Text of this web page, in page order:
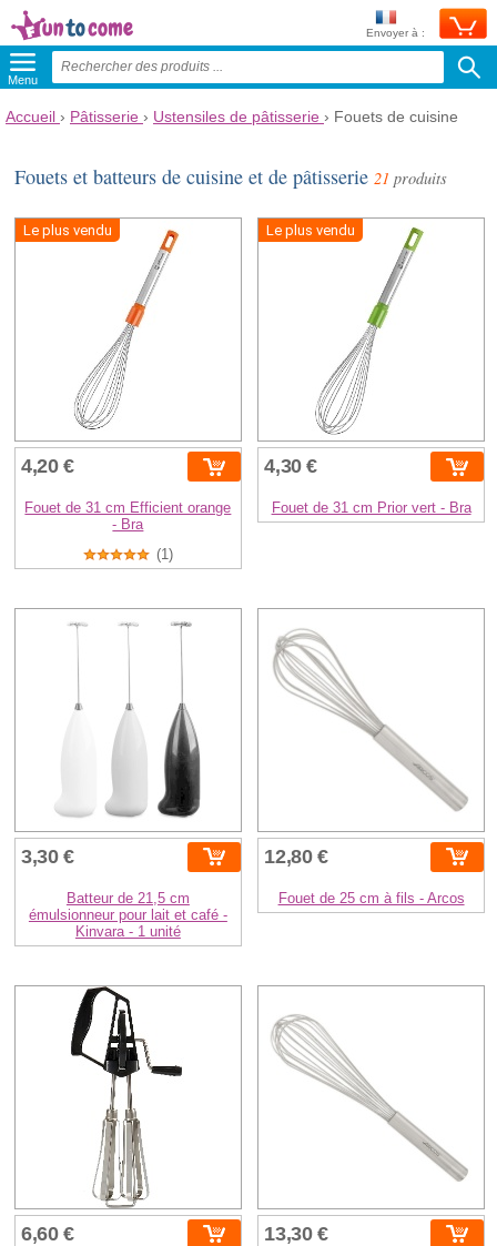
Envoyer à :
Menu
Accueil › Pâtisserie › Ustensiles de pâtisserie › Fouets de cuisine
Fouets et batteurs de cuisine et de pâtisserie21 produits
Le plus vendu
4,20 €
Fouet de 31 cm Efficient orange
- Bra
(1)
Le plus vendu
4,30 €
Fouet de 31 cm Prior vert - Bra
3,30 €
Batteur de 21,5 cm
émulsionneur pour lait et café -
Kinvara - 1 unité
12,80 €
Fouet de 25 cm à fils - Arcos
6,60 € 13,30 €